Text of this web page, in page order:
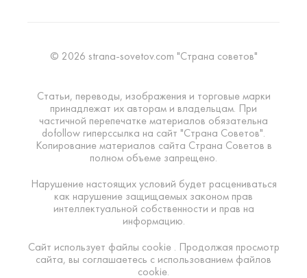
© 2026 strana-sovetov.com "Страна советов"
Статьи, переводы, изображения и торговые марки
принадлежат их авторам и владельцам. При
частичной перепечатке материалов обязательна
dofollow гиперссылка на сайт "Страна Советов".
Копирование материалов сайта Страна Советов в
полном объеме запрещено.
Нарушение настоящих условий будет расцениваться
как нарушение защищаемых законом прав
интеллектуальной собственности и прав на
информацию.
Сайт использует файлы cookie . Продолжая просмотр
сайта, вы соглашаетесь с использованием файлов
cookie.